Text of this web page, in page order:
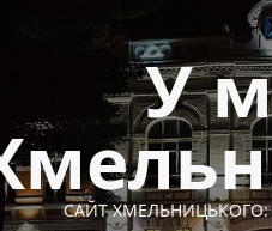
У
САЙТ